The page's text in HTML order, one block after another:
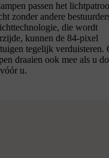
passen het
zonder andere
die wordt
kunnen de 84-pixel
tegelijk verduisteren.
draaien ook mee als u
u.